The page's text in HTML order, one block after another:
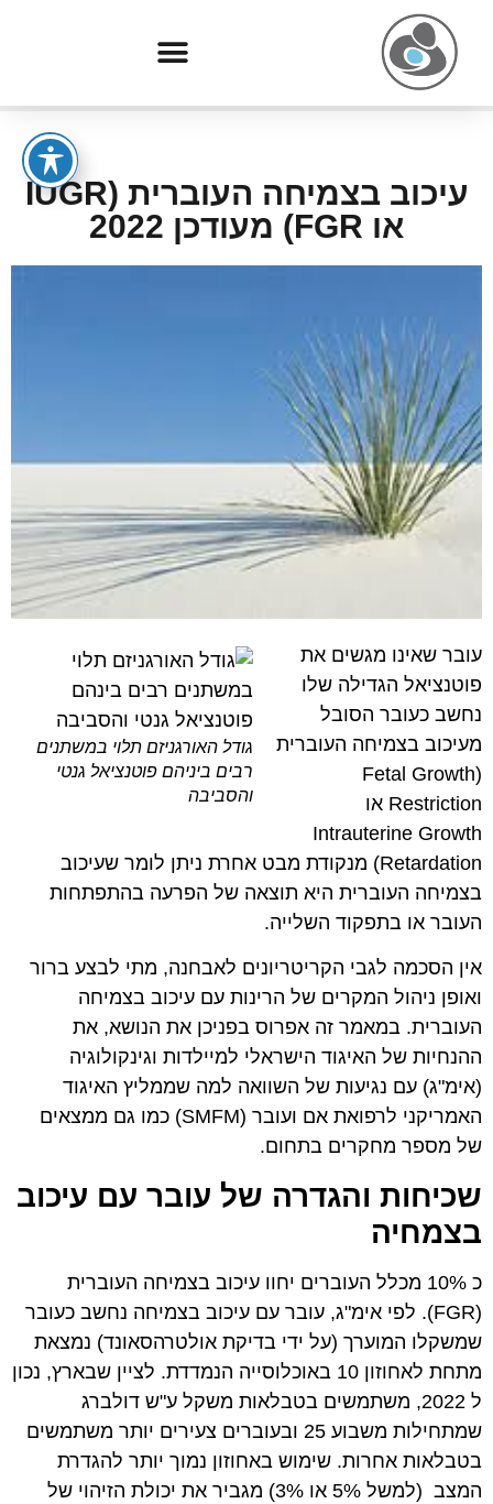
עיכוב בצמיחה העוברית (IUGR
או FGR) מעודכן 2022
גודל האורגניזם תלוי במשתנים
רבים ביניהם פוטנציאל גנטי
והסביבה
עובר שאינו מגשים את
פוטנציאל הגדילה שלו
נחשב כעובר הסובל
מעיכוב בצמיחה העוברית
(Fetal Growth
Restriction או
Intrauterine Growth
Retardation) מנקודת מבט אחרת ניתן לומר שעיכוב
בצמיחה העוברית היא תוצאה של הפרעה בהתפתחות
העובר או בתפקוד השלייה.
אין הסכמה לגבי הקריטריונים לאבחנה, מתי לבצע ברור
ואופן ניהול המקרים של הרינות עם עיכוב בצמיחה
העוברית. במאמר זה אפרוס בפניכן את הנושא, את
ההנחיות של האיגוד הישראלי למיילדות וגינקולוגיה
(אימ"ג) עם נגיעות של השוואה למה שממליץ האיגוד
האמריקני לרפואת אם ועובר (SMFM) כמו גם ממצאים
של מספר מחקרים בתחום.
שכיחות והגדרה של עובר עם עיכוב
בצמחיה
כ 10% מכלל העוברים יחוו עיכוב בצמיחה העוברית
(FGR). לפי אימ"ג, עובר עם עיכוב בצמיחה נחשב כעובר
שמשקלו המוערך (על ידי בדיקת אולטרהסאונד) נמצאת
מתחת לאחוזון 10 באוכלוסייה הנמדדת. לציין שבארץ, נכון
ל 2022, משתמשים בטבלאות משקל ע"ש דולברג
שמתחילות משבוע 25 ובעוברים צעירים יותר משתמשים
בטבלאות אחרות. שימוש באחוזון נמוך יותר להגדרת
המצב (למשל 5% או 3%) מגביר את יכולת הזיהוי של